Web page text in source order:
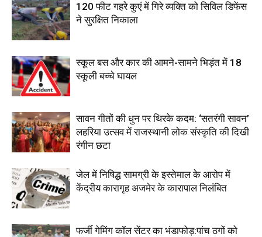
120 फीट गहरे कुएं में गिरे व्यक्ति को सिविल डिफेंस
ने सुरक्षित निकाला
स्कूल बस और कार की आमने-सामने भिड़ंत में 18
स्कूली बच्चे घायल
सावन गीतों की धुन पर थिरके कदम: ‘सतरंगी सावन’
लहरिया उत्सव में राजस्थानी लोक संस्कृति की दिखी
रंगीन छटा
जेल में निषिद्ध सामग्री के इस्तेमाल के आरोप में
केंद्रीय कारागृह अजमेर के कारापाल निलंबित
फर्जी गेमिंग कॉल सेंटर का भंडाफोड़:पांच ठगों को